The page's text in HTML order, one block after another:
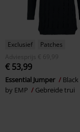
Exclusief
Patches
Adviesprijs
€ 69,99
€ 53,99
Essential Jumper
by EMP
Gebreide trui